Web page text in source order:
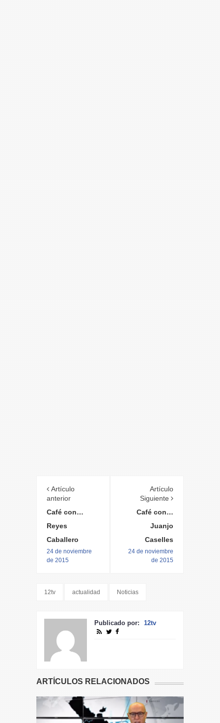
Artículo
anterior
Café con…
Reyes
Caballero
24 de noviembre
de 2015
Artículo
Siguiente
Café con…
Juanjo
Caselles
24 de noviembre
de 2015
12tv actualidad Noticias
Publicado por: 12tv
ARTÍCULOS RELACIONADOS